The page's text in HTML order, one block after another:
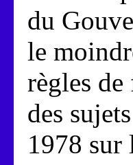
du
le
règles
des
1978 sur